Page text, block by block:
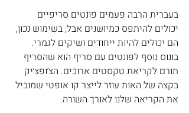
בעברית הרבה פעמים פונטים סריפיים
יכולים להיתפס כמיושנים אבל, בשימוש נכון,
הם יכולים להיות ייחודים ושיקים לגמרי.
בונוס נוסף לפונטים עם סריף הוא שהסריף
תורם לקריאת טקסטים ארוכים. הצ׳ופצ׳יק
בקצה של האות עוזר לייצר קו אופטי שמוביל
את הקריאה שלנו לאורך השורה.